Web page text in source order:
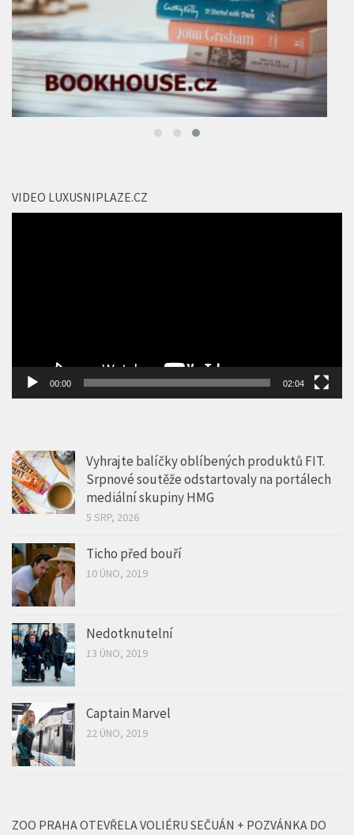
VIDEO LUXUSNIPLAZE.CZ
Video
přehrávač
mediální skupiny HMG
5 SRP, 2026
Nedotknutelní
13 ÚNO, 2019
Captain Marvel
ZOO PRAHA OTEVŘELA VOLIÉRU SEČUÁN + POZVÁNKA DO
ZOO
Video
přehrávač